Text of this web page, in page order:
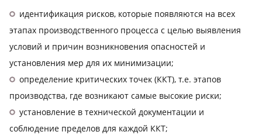
идентификация рисков, которые появляются на всех
этапах производственного процесса с целью выявления
условий и причин возникновения опасностей и
установления мер для их минимизации;
определение критических точек (ККТ), т.е. этапов
производства, где возникают самые высокие риски;
установление в технической документации и
соблюдение пределов для каждой ККТ;